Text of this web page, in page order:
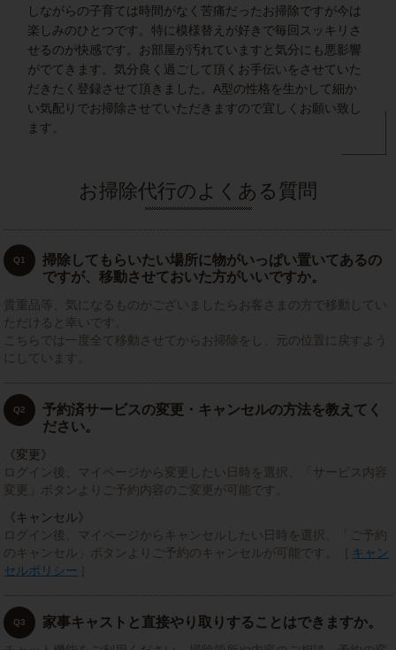
しながらの子育ては時間がなく苦痛だったお掃除ですが今は
楽しみのひとつです。特に模様替えが好きで毎回スッキリさ
せるのが快感です。お部屋が汚れていますと気分にも悪影響
がでてきます。気分良く過ごして頂くお手伝いをさせていた
だきたく登録させて頂きました。A型の性格を生かして細か
い気配りでお掃除させていただきますので宜しくお願い致し
ます。
お掃除代行のよくある質問
Q1
掃除してもらいたい場所に物がいっぱい置いてあるの
ですが、移動させておいた方がいいですか。
貴重品等、気になるものがございましたらお客さまの方で移動してい
ただけると幸いです。
こちらでは一度全て移動させてからお掃除をし、元の位置に戻すよう
にしています。
Q2
予約済サービスの変更・キャンセルの方法を教えてく
ださい。
《変更》
ログイン後、マイページから変更したい日時を選択、「サービス内容
変更」ボタンよりご予約内容のご変更が可能です。
《キャンセル》
ログイン後、マイページからキャンセルしたい日時を選択、「ご予約
のキャンセル」ボタンよりご予約のキャンセルが可能です。［
キャン
セルポリシー
Q3 家事キャストと直接やり取りすることはできますか。